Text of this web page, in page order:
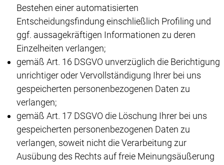
Bestehen einer automatisierten
Entscheidungsfindung einschließlich Profiling und
ggf. aussagekräftigen Informationen zu deren
Einzelheiten verlangen;
gemäß Art. 16 DSGVO unverzüglich die Berichtigung
unrichtiger oder Vervollständigung Ihrer bei uns
gespeicherten personenbezogenen Daten zu
verlangen;
gemäß Art. 17 DSGVO die Löschung Ihrer bei uns
gespeicherten personenbezogenen Daten zu
verlangen, soweit nicht die Verarbeitung zur
Ausübung des Rechts auf freie Meinungsäußerung